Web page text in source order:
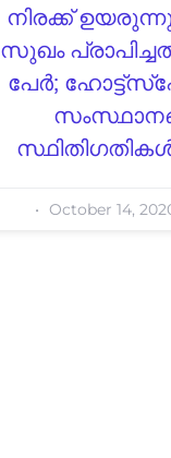
നിരക്ക്
സുഖം
പേര്‍;
October 14,